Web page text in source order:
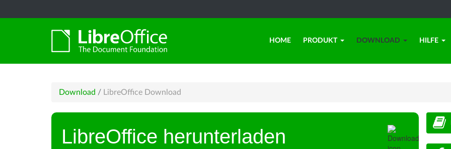
HOME PRODUKT DOWNLOAD HILFE
Download / LibreOffice Download
LibreOffice herunterladen